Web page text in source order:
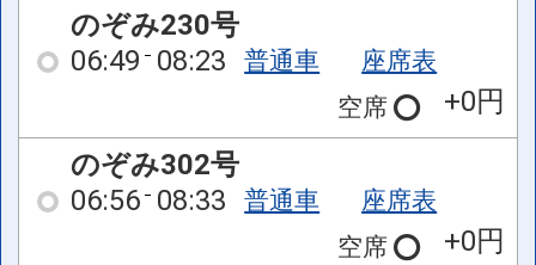
のぞみ230号
06:49 08:23 普通車
座席表
空席
+0円
のぞみ302号
06:56 08:33 普通車
座席表
空席
+0円